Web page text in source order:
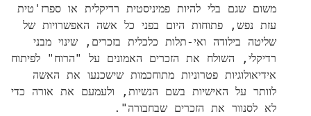
משום שגם בלי להיות פמיניסטית רדיקלית או ספרז'טית
עזת נפש, פתוחות היום בפני כל אשה האפשרויות של
שליטה בילודה ואי-תלות כלכלית בזכרים, שינוי מבני
רדיקלי, השולח את הזכרים האמונים על "הרוח" לפיתוח
אידיאולוגיות פטרוניות מתוחכמות שישכנעו את האשה
לוותר על האישיות בשם הנשיות, ולעמעם את אורה כדי
לא לסנוור את הזכרים שבחבורה".